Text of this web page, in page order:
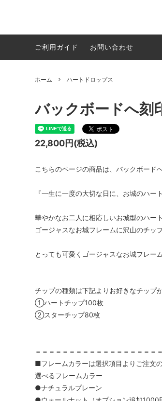
サンドセレモニー
ご利用ガイド お問い合わせ
ホーム ハートドロップス
バックボードへ
22,800円(税込)
こちらのページの商品は、バックボード
『一生に一度の大切な日に、お城のハー
華やかなお二人に相応しいお城型のハー
ゴージャスなお城フレームに沢山のチッ
とっても可愛くゴージャスなお城フレー
チップの種類は下記よりお好きなチップ
①ハートチップ100枚
②スターチップ80枚
＝＝＝＝＝＝＝＝＝＝＝＝＝＝＝＝＝＝
■フレームカラーは選択項目よりご注文
選べるフレームカラー
●ナチュラルプレーン